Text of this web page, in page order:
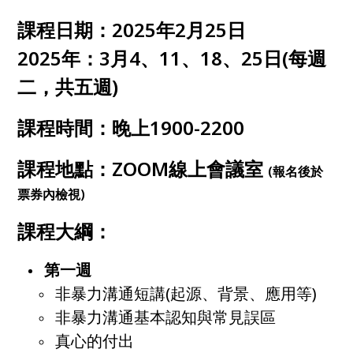
課程日期：2025年2月25日
2025年：3月4、11、18、25日(每週
二，共五週)
課程時間：晚上1900-2200
課程地點：ZOOM線上會議室 (報名後於
票券內檢視)
課程大綱：
第一週
非暴力溝通短講(起源、背景、應用等)
非暴力溝通基本認知與常見誤區
真心的付出